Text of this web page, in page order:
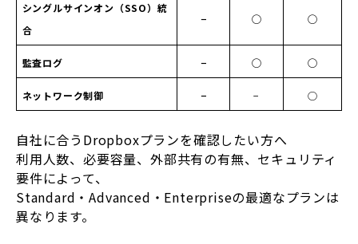
シングルサインオン（SSO）統
合
− ◯ ◯
監査ログ − ◯ ◯
ネットワーク制御 − − ◯
自社に合うDropboxプランを確認したい方へ
利用人数、必要容量、外部共有の有無、セキュリティ
要件によって、
Standard・Advanced・Enterpriseの最適なプランは
異なります。